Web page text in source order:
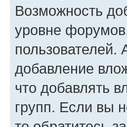
Возможность
уровне
добавление
что добавлять
групп. Если вы